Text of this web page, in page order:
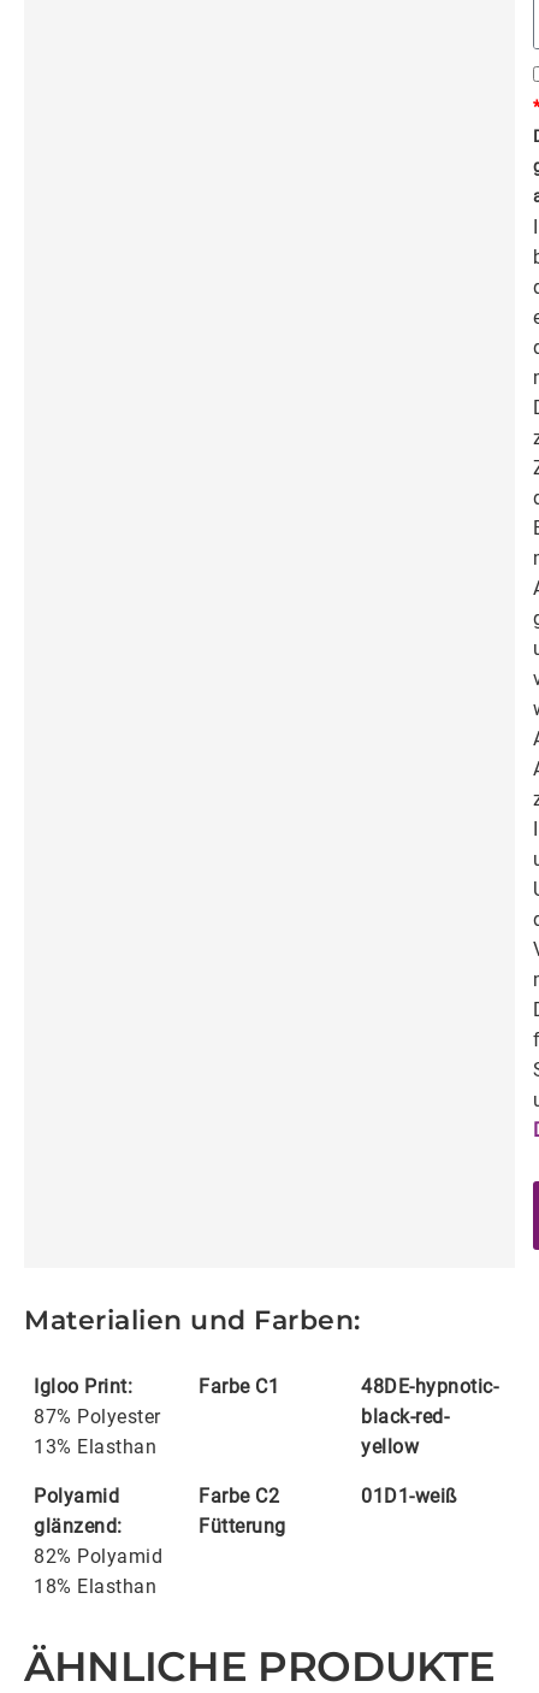
Materialien und Farben:
Igloo Print:
87% Polyester
13% Elasthan
Farbe C1
48DE-hypnotic-
black-red-
yellow
Polyamid
glänzend:
82% Polyamid
18% Elasthan
Farbe C2
Fütterung
01D1-weiß
ÄHNLICHE PRODUKTE